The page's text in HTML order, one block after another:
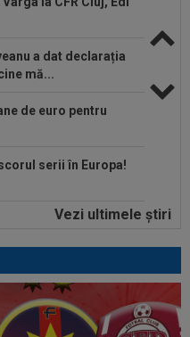
a dat declarația
mă...
de euro pentru
serii în Europa!
de la CFR Cluj după
vândut un jucător
Ioan Varga,
Vezi ultimele ştiri